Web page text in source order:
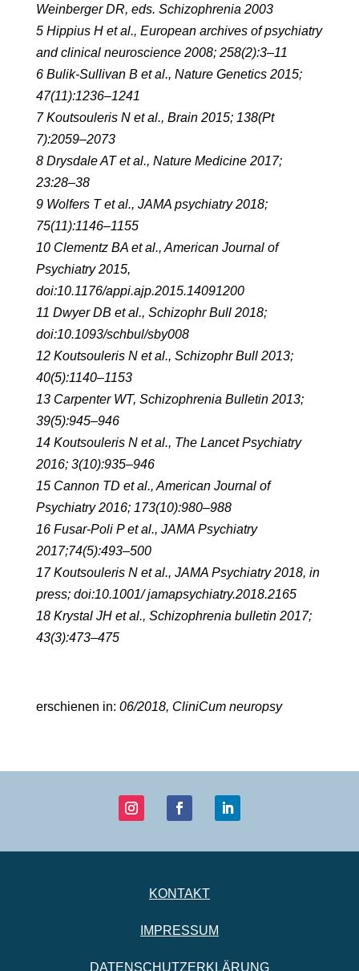
Weinberger DR, eds. Schizophrenia 2003
5 Hippius H et al., European archives of psychiatry
and clinical neuroscience 2008; 258(2):3–11
6 Bulik-Sullivan B et al., Nature Genetics 2015;
47(11):1236–1241
7 Koutsouleris N et al., Brain 2015; 138(Pt
7):2059–2073
8 Drysdale AT et al., Nature Medicine 2017;
23:28–38
9 Wolfers T et al., JAMA psychiatry 2018;
75(11):1146–1155
10 Clementz BA et al., American Journal of
Psychiatry 2015,
doi:10.1176/appi.ajp.2015.14091200
11 Dwyer DB et al., Schizophr Bull 2018;
doi:10.1093/schbul/sby008
12 Koutsouleris N et al., Schizophr Bull 2013;
40(5):1140–1153
13 Carpenter WT, Schizophrenia Bulletin 2013;
39(5):945–946
14 Koutsouleris N et al., The Lancet Psychiatry
2016; 3(10):935–946
15 Cannon TD et al., American Journal of
Psychiatry 2016; 173(10):980–988
16 Fusar-Poli P et al., JAMA Psychiatry
2017;74(5):493–500
17 Koutsouleris N et al., JAMA Psychiatry 2018, in
press; doi:10.1001/ jamapsychiatry.2018.2165
18 Krystal JH et al., Schizophrenia bulletin 2017;
43(3):473–475
erschienen in: 06/2018, CliniCum neuropsy
KONTAKT
IMPRESSUM
DATENSCHUTZERKLÄRUNG